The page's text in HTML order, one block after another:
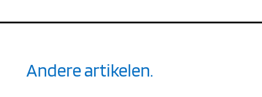
Andere artikelen.